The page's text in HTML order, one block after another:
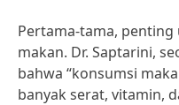
Pertama-tama,
makan. Dr. Saptarini,
bahwa “konsumsi
banyak serat, vitamin,